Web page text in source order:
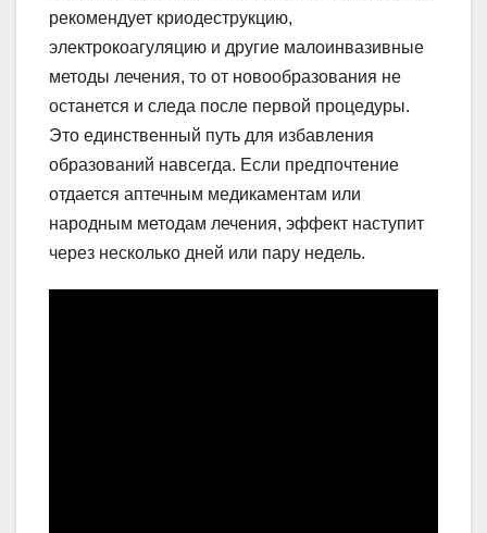
рекомендует криодеструкцию,
электрокоагуляцию и другие малоинвазивные
методы лечения, то от новообразования не
останется и следа после первой процедуры.
Это единственный путь для избавления
образований навсегда. Если предпочтение
отдается аптечным медикаментам или
народным методам лечения, эффект наступит
через несколько дней или пару недель.